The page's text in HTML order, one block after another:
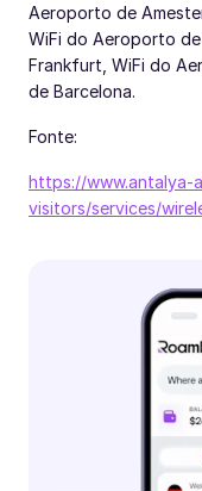
Aeroporto de
WiFi do Aeroporto
Frankfurt, WiFi do
de Barcelona.
Fonte:
https://www.antalya-
visitors/services/